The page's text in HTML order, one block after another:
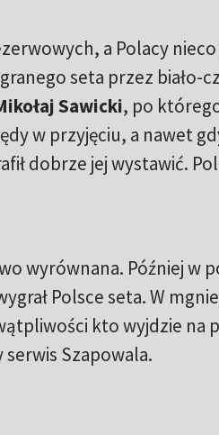
a Polacy
seta przez biało-
Sawicki, po
w przyjęciu, a nawet
dobrze jej wystawić.
wyrównana. Później w
Polsce seta. W
kto wyjdzie na
serwis Szapowala.